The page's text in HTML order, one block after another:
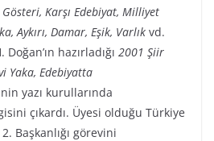
Karşı Edebiyat, Milliyet
Aykırı, Damar, Eşik, Varlık vd.
hazırladığı 2001 Şiir
Yaka, Edebiyatta
yazı kurullarında
çıkardı. Üyesi olduğu Türkiye
Başkanlığı görevini